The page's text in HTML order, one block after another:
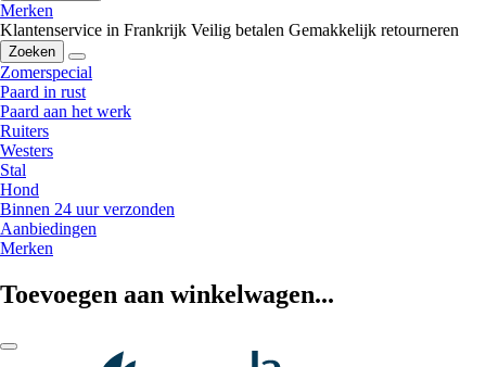
Merken
Klantenservice in Frankrijk Veilig betalen Gemakkelijk retourneren
Zoeken
Zomerspecial
Paard in rust
Paard aan het werk
Ruiters
Westers
Stal
Hond
Binnen 24 uur verzonden
Aanbiedingen
Merken
Toevoegen aan winkelwagen...